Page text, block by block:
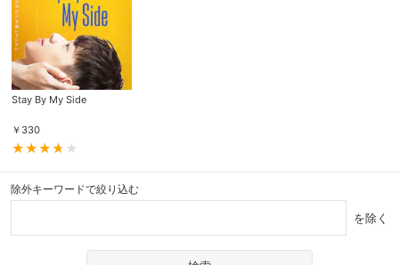
Stay By My Side
￥ 330
除外キーワードで絞り込む
を除く